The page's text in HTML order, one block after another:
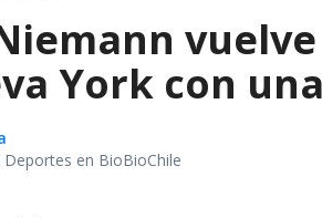
York con
en BioBioChile